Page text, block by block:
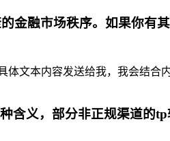
金融市场秩序。如果你有
文本内容发送给我，我会结合
义，部分非正规渠道的